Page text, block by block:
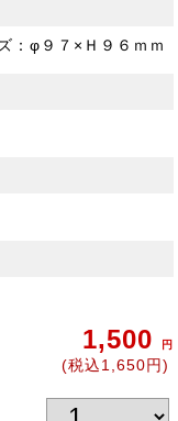
：φ９７×Ｈ９６ｍｍ
1,500 円
(税込1,650円)